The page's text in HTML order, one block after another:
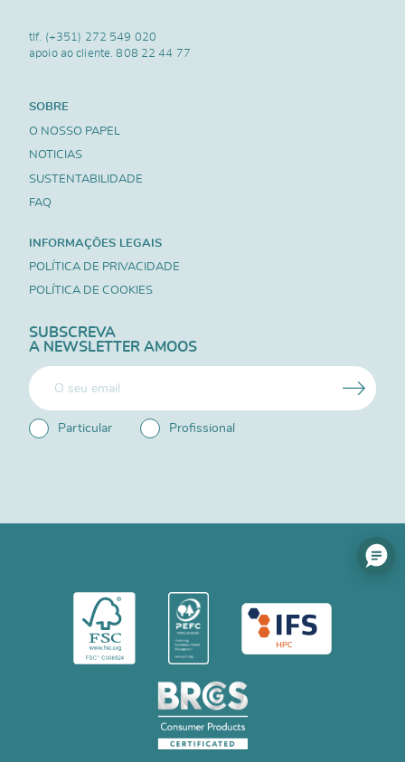
tlf. (+351) 272 549 020
apoio ao cliente.808 22 44 77
SOBRE
O NOSSO PAPEL
NOTICIAS
SUSTENTABILIDADE
FAQ
INFORMAÇÕES LEGAIS
POLÍTICA DE PRIVACIDADE
POLÍTICA DE COOKIES
SUBSCREVA
A NEWSLETTER AMOOS
Particular Profissional